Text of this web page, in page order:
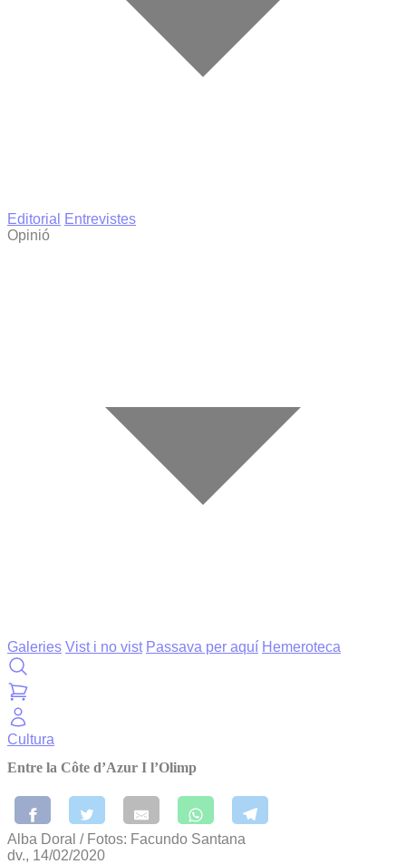
Editorial
Entrevistes
Opinió
Galeries Vist i no vist Passava per aquí Hemeroteca
Cultura
Entre la Côte d’Azur I l’Olimp
Alba Doral / Fotos: Facundo Santana
dv., 14/02/2020